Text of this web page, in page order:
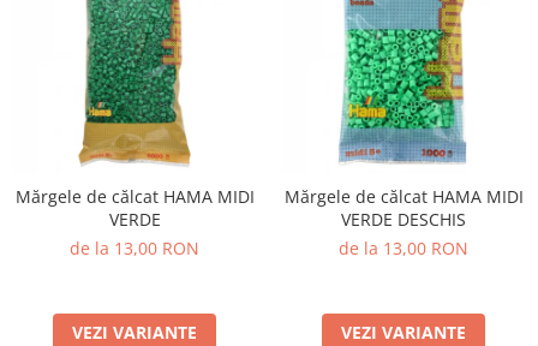
Mărgele de călcat HAMA MIDI
VERDE
de la 13,00 RON
VEZI VARIANTE
Mărgele de călcat HAMA MIDI
VERDE DESCHIS
de la 13,00 RON
VEZI VARIANTE